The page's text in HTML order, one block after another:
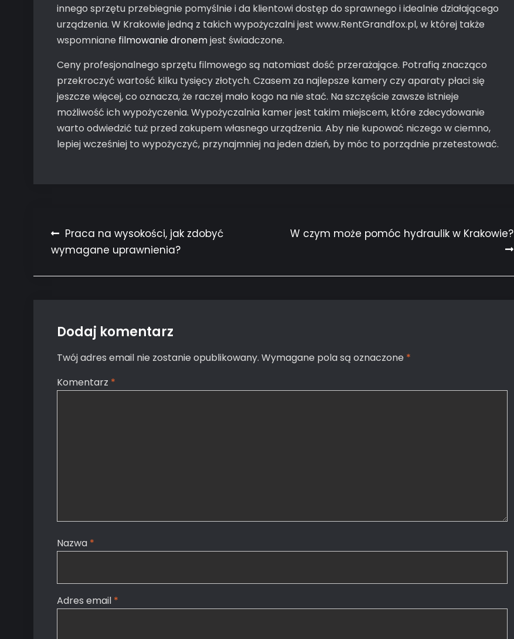
innego sprzętu przebiegnie pomyślnie i da klientowi dostęp do sprawnego i idealnie działającego
urządzenia. W Krakowie jedną z takich wypożyczalni jest www.RentGrandfox.pl, w której także
wspomniane filmowanie dronemjest świadczone.
Ceny profesjonalnego sprzętu filmowego są natomiast dość przerażające. Potrafią znacząco
przekroczyć wartość kilku tysięcy złotych. Czasem za najlepsze kamery czy aparaty płaci się
jeszcze więcej, co oznacza, że raczej mało kogo na nie stać. Na szczęście zawsze istnieje
możliwość ich wypożyczenia. Wypożyczalnia kamer jest takim miejscem, które zdecydowanie
warto odwiedzić tuż przed zakupem własnego urządzenia. Aby nie kupować niczego w ciemno,
lepiej wcześniej to wypożyczyć, przynajmniej na jeden dzień, by móc to porządnie przetestować.
Nawigacja
wpisu
Praca na wysokości, jak zdobyć
wymagane uprawnienia?
W czym może pomóc hydraulik w Krakowie?
Dodaj komentarz
Twój adres email nie zostanie opublikowany. Wymagane pola są oznaczone *
Komentarz *
Nazwa *
Adres email *